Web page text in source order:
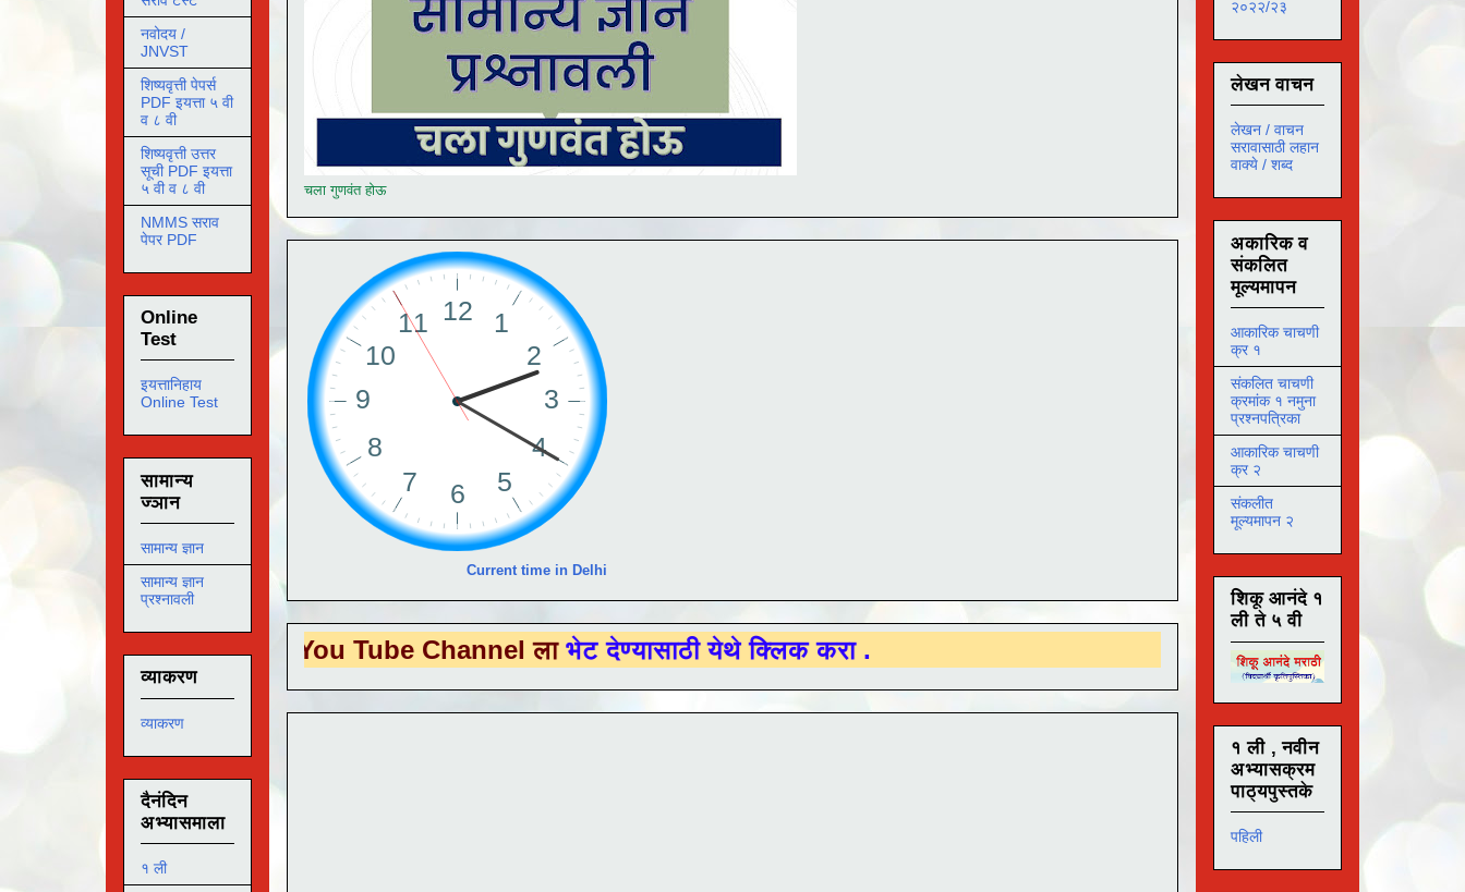
चला गुणवंत होऊ
Current time in Delhi
EDUTECHया You Tube Channel लाभेट देण्यासाठी येथे क्लिक करा .
नवोदय /
JNVST
शिष्यवृत्ती पेपर्स
PDF इयत्ता ५ वी
व ८ वी
शिष्यवृत्ती उत्तर
सूची PDF इयत्ता
५ वी व ८ वी
NMMS सराव
पेपर PDF
Online
Test
इयत्तानिहाय
Online Test
सामान्य
ज्ञान
सामान्य ज्ञान
सामान्य ज्ञान
प्रश्नावली
व्याकरण
व्याकरण
दैनंदिन
अभ्यासमाला
१ ली
२०२२/२३
लेखन वाचन
लेखन / वाचन
सरावासाठी लहान
वाक्ये / शब्द
अकारिक व
संकलित
मूल्यमापन
आकारिक चाचणी
क्र १
संकलित चाचणी
क्रमांक १ नमुना
प्रश्नपत्रिका
आकारिक चाचणी
क्र २
संकलीत
मूल्यमापन २
शिकू आनंदे १
ली ते ५ वी
१ ली , नवीन
अभ्यासक्रम
पाठ्यपुस्तके
पहिली